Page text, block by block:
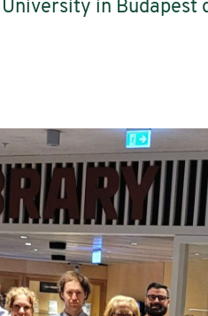
in Budapest